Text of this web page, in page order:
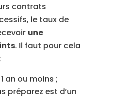
contrats
le taux de
une
. Il faut pour cela
an ou moins ;
préparez est d’un